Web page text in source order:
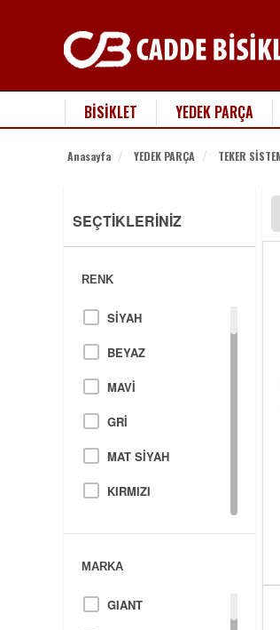
BİSİKLET YEDEK PARÇA
Anasayfa YEDEK PARÇA TEKER
SEÇTİKLERİNİZ
RENK
SİYAH
BEYAZ
MAVİ
GRİ
MAT SİYAH
KIRMIZI
YEŞİL
MARKA
GIANT